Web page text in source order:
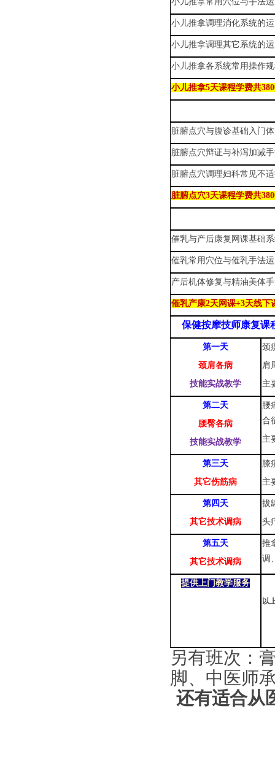
小儿推拿调理消化系统的
小儿推拿调理其它系统的
小儿推拿各系统常用操作
小儿推拿5天课程学费共
脏腑点穴与腹诊基础入门
脏腑点穴辩证与补泻加减
脏腑点穴调理妇科常见不
脏腑点穴3天课程学费共
催乳与产后康复网课基础
催乳常用穴位与催乳手法
产后机体修复与精油美体
催乳产康2天网课+3天线下
保健按摩技师康复课
第一天
颈肩各病
技能实战教学
颈
肩
主
第二天
腰臀各病
技能实战教学
腰
合
主
第三天
其它伤筋病
膝
主
第 四天
其它技术调病
拔
头
第五天
其它技术调病
推
调
提供上门教学服务
以
另有班次：
脚、中医师
还有适合从